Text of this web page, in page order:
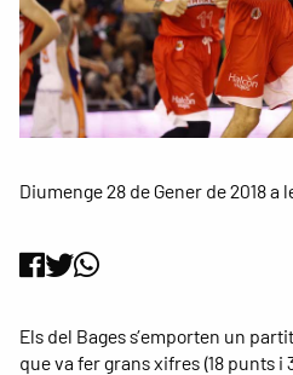
Diumenge 28 de Gener de 2018 a
Els del Bages s’emporten un
que va fer grans xifres (18 punts